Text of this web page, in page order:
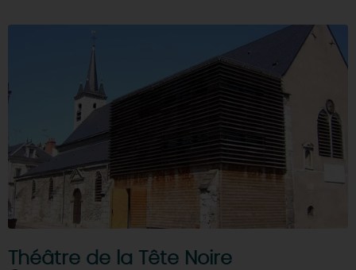
Théâtre de la Tête Noire